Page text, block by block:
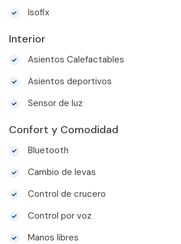
Isofix
Interior
Asientos Calefactables
Asientos deportivos
Sensor de luz
Confort y Comodidad
Bluetooth
Cambio de levas
Control de crucero
Control por voz
Manos libres